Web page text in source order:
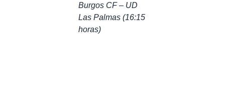
Burgos CF – UD
Las Palmas (16:15
horas)